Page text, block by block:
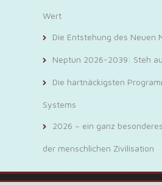
Wert
Die Entstehung des Neuen
Neptun 2026-2039: Steh
Die hartnäckigsten
Systems
2026 – ein ganz
der menschlichen Zivilisation